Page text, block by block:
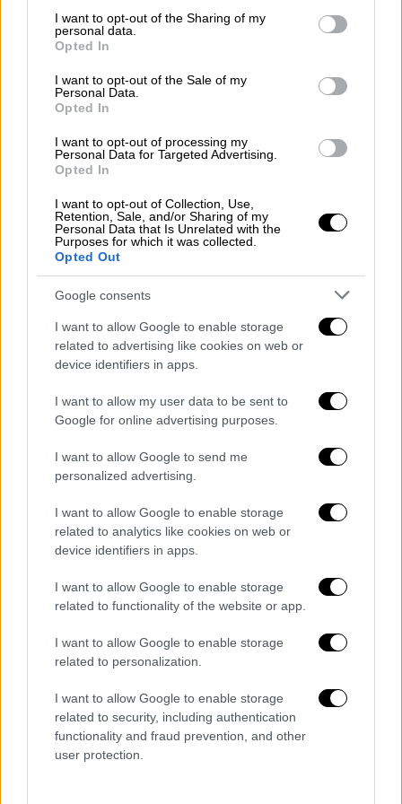
not limited to your visit or usage behaviour. You may click to
grant or deny consent to Google and its third-party tags to
use your data for below specified purposes in below Google
consent section.
I want to opt-out of the Sharing of my
personal data.
Opted In
I want to opt-out of the Sale of my
Personal Data.
Opted In
I want to opt-out of processing my
Personal Data for Targeted Advertising.
Opted In
I want to opt-out of Collection, Use,
Retention, Sale, and/or Sharing of my
Personal Data that Is Unrelated with the
Purposes for which it was collected.
Opted Out
Google consents
I want to allow Google to enable storage
related to advertising like cookies on web or
device identifiers in apps.
I want to allow my user data to be sent to
Google for online advertising purposes.
I want to allow Google to send me
personalized advertising.
I want to allow Google to enable storage
related to analytics like cookies on web or
device identifiers in apps.
I want to allow Google to enable storage
related to functionality of the website or app.
I want to allow Google to enable storage
related to personalization.
I want to allow Google to enable storage
related to security, including authentication
functionality and fraud prevention, and other
user protection.
διακυβεύεται το μέλλον ενός ακαδημαϊκού
ιδρύματος».
«Τα δίδακτρα δεν θα πρέπει να είναι
προτεραιότητα αλλά η έσχατη λύση»
Στο άκουσμα αυτής της θέσης του κ.
Μαμουλάκη,
Δημήτρης Καιρίδης
πανεπιστήμια στηνΑγγλία;» με τον βουλευτή
ΣΥΡΙΖΑνα απαντά τελικά «πολύ καλά
έχουν δίδακτρα και τα δημόσια
πανεπιστήμια. Αν χρειαστεί και οι ανάγκες
το δημιουργήσουν γιατί όχι (σ.σ. δίδακτρα
στα δημόσια πανεπιστήμια);».
Μετά το διαφημιστικό διάλειμμα που
ακολούθησε ο βουλευτής του
ΣΥΡΙΖΑ
διευκρίνισε ότι «η αναφορά περί διδάκτρων
και πολιτεία που προτεραιοποιεί το ζήτημα
των πολιτών στην πρόσβαση στην ανώτατη
εκπαίδευση. Τα δίδακτρα δεν θα πρέπει να
είναι προτεραιότητα αλλά η έσχατη λύση
στην περίπτωση που διακυβεύεται το
μέλλον ενός ακαδημαϊκού ιδρύματος».
Δίδακτρα και στα δημόσια
πανεπιστήμια προτείνει ο ΣΥΡΙΖΑ.
Τώρα αν έφτασε να το πει ο
Μαμουλάκης λόγω ασχετοσύνης ή
όχι σχετικά με το τι συμβαίνει στην
Αγγλία, δεν το ξέρουμε.